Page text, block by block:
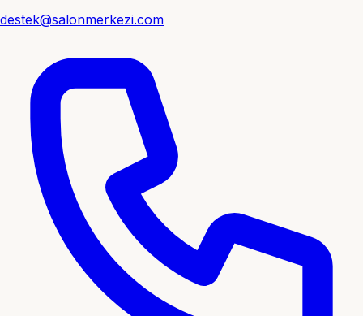
destek@salonmerkezi.com